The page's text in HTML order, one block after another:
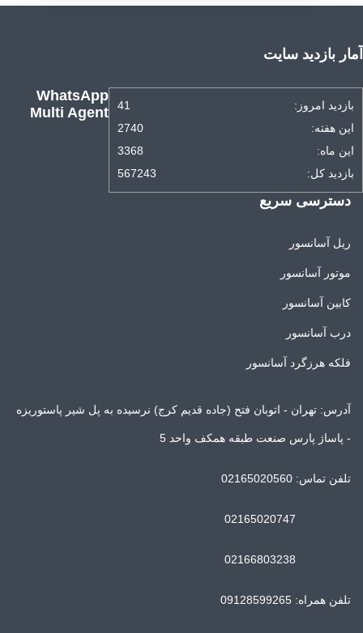
آمار بازدید سایت
بازدید امروز:
41
این هفته:
2740
این ماه:
3368
بازدید کل:
567243
WhatsApp
Multi Agent
دسترسی سریع
ریل آسانسور
موتور آسانسور
کابین آسانسور
درب آسانسور
فلکه هرزگرد آسانسور
آدرس: تهران - اتوبان فتح (جاده قدیم کرج) نرسیده به پل شیر پاستوریزه
- پاساژ پارس صنعت طبقه همکف واحد 5
تلفن تماس: 02165020560
تلفن همراه: 09128599265